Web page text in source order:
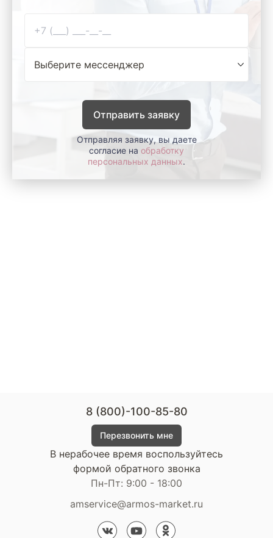
Отправить заявку
Отправляя заявку, вы даете
согласие на обработку
персональных данных.
8 (800)-100-85-80
Перезвонить мне
В нерабочее время воспользуйтесь
формой обратного звонка
Пн-Пт: 9:00 - 18:00
amservice@armos-market.ru